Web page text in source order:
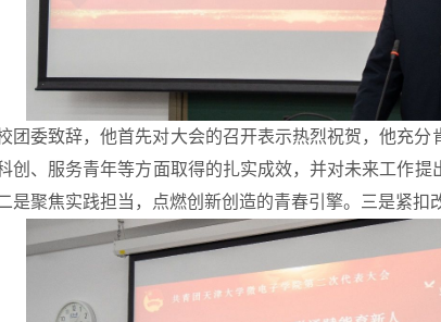
团委致辞，他首先对大会的召开表示热烈祝贺，他充分
创、 服务青年等方面取得的扎实成效，并对未来工作
是聚焦实践担当，点燃创新创造的青春引擎。三是紧扣